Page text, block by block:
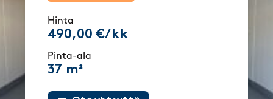
Hinta
490,00 €/kk
Pinta-ala
37 m²